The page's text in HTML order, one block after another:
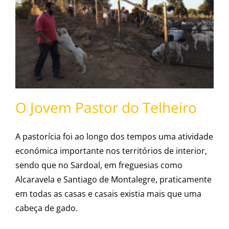
O Jovem Pastor do
Telheiro
O Jovem Pastor do Telheiro
A pastorícia foi ao longo dos tempos uma atividade
económica importante nos territórios de interior,
sendo que no Sardoal, em freguesias como
Alcaravela e Santiago de Montalegre, praticamente
em todas as casas e casais existia mais que uma
cabeça de gado.